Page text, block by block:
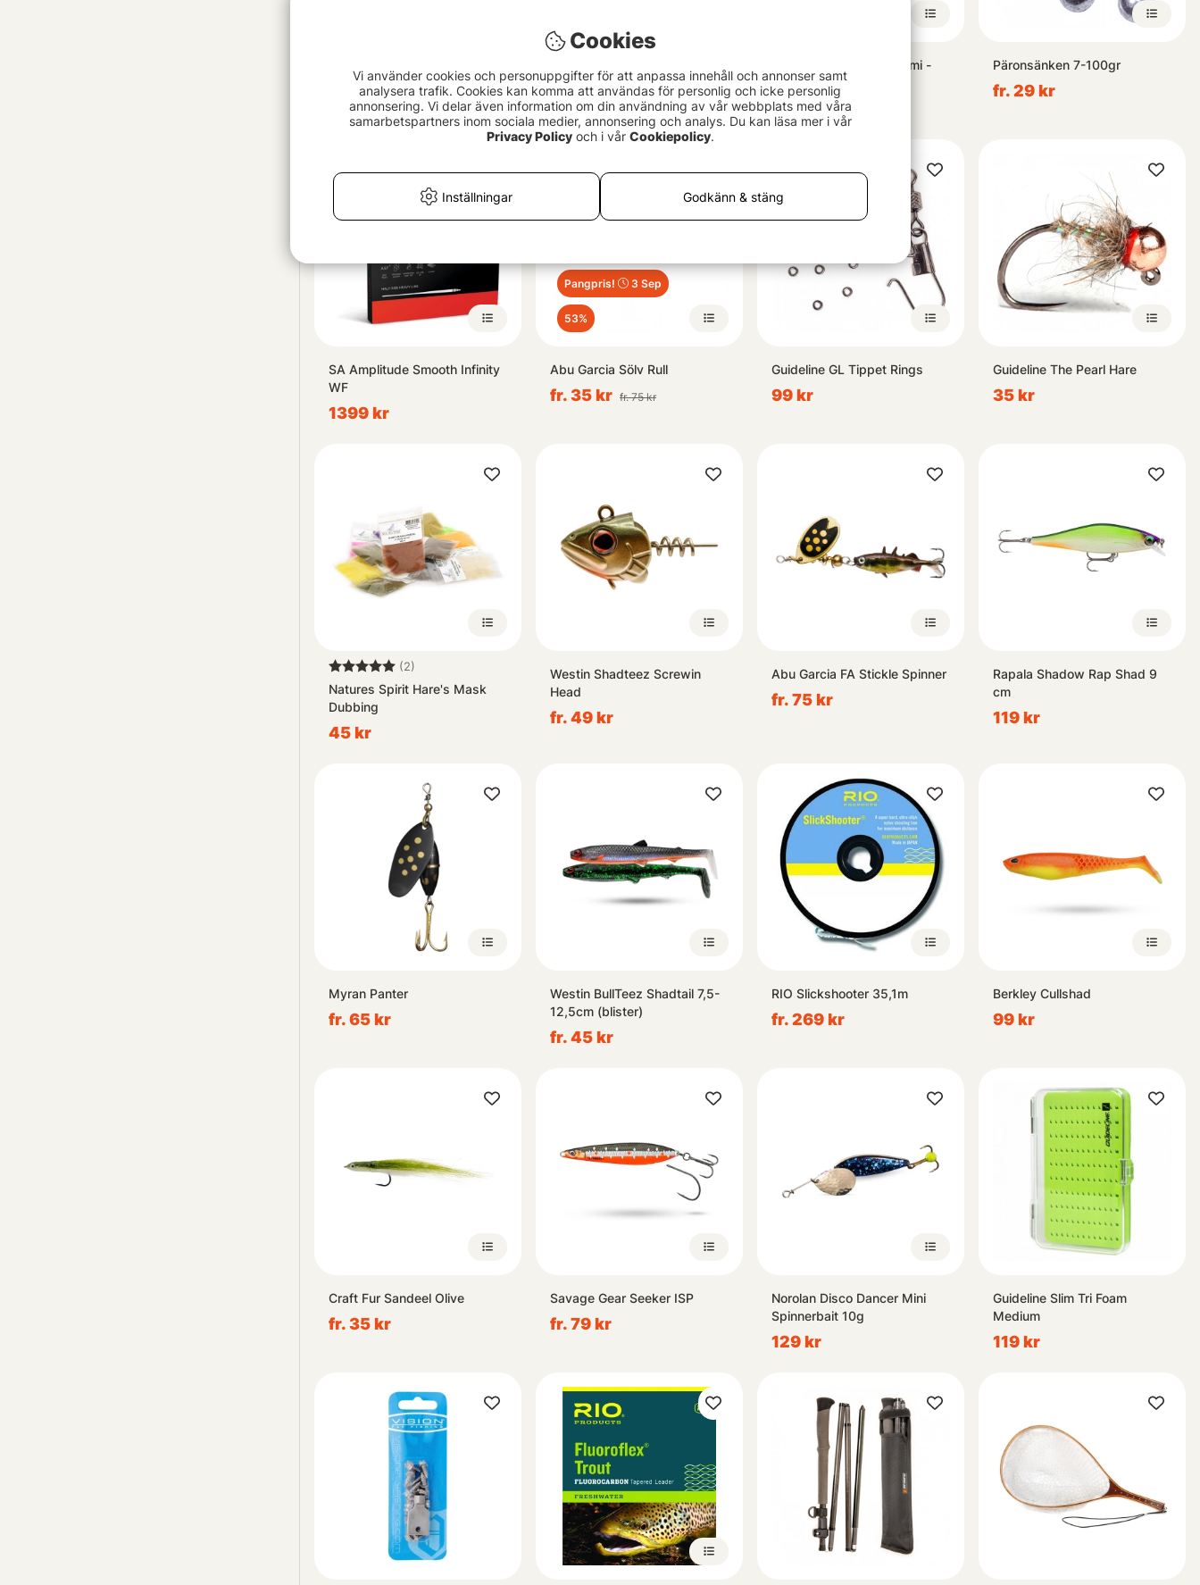
fr. 159 kr 49 kr
Guideline Sunray Tsunami -
Black
89 kr
Päronsänken 7-100gr
fr. 29 kr
SA Amplitude Smooth Infinity
WF
1399 kr
Pangpris! 3 Sep
53%
Abu Garcia Sölv Rull
fr. 35 kr fr. 75 kr
Guideline GL Tippet Rings
99 kr
Guideline The Pearl Hare
35 kr
Betyg: (2)
Natures Spirit Hare's Mask
Dubbing
45 kr
Westin Shadteez Screwin
Head
fr. 49 kr
Abu Garcia FA Stickle Spinner
fr. 75 kr
Rapala Shadow Rap Shad 9
cm
119 kr
Myran Panter
fr. 65 kr
Westin BullTeez Shadtail 7,5-
12,5cm (blister)
fr. 45 kr
RIO Slickshooter 35,1m
fr. 269 kr
Berkley Cullshad
99 kr
Craft Fur Sandeel Olive
fr. 35 kr
Savage Gear Seeker ISP
fr. 79 kr
Norolan Disco Dancer Mini
Spinnerbait 10g
129 kr
Guideline Slim Tri Foam
Medium
119 kr
Cookies
Vi använder cookies och personuppgifter för att anpassa innehåll och annonser samt
analysera trafik. Cookies kan komma att användas för personlig och icke personlig
annonsering. Vi delar även information om din användning av vår webbplats med våra
samarbetspartners inom sociala medier, annonsering och analys. Du kan läsa mer i vår
Privacy Policyoch i vår Cookiepolicy.
Inställningar Godkänn & stäng